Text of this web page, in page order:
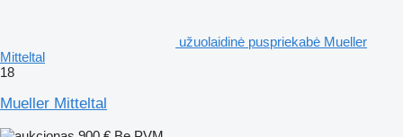
užuolaidinė puspriekabė Mueller
Mitteltal
18
Mueller Mitteltal